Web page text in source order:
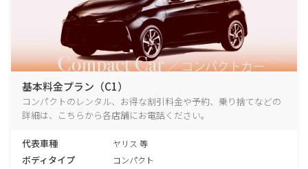
基本料金プラン（C1）
コンパクトのレンタル、お得な割引料金や予約、乗り捨てなどの
詳細は、こちらから各店舗にお電話ください。
代表車種 ヤリス 等
ボディタイプ コンパクト